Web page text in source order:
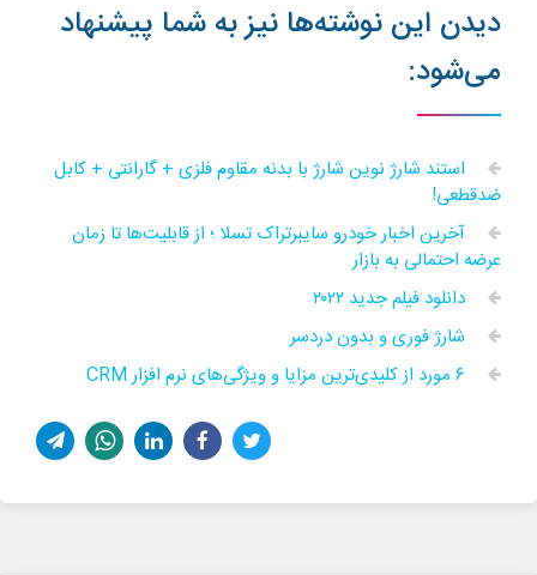
دیدن این نوشته‌ها نیز به شما پیشنهاد
می‌شود:
استند شارژ نوین شارژ با بدنه مقاوم فلزی + گارانتی + کابل
ضدقطعی!
آخرین اخبار خودرو سایبرتراک تسلا ؛ از قابلیت‌ها تا زمان
عرضه احتمالی به بازار
دانلود فیلم جدید ۲۰۲۲
شارژ فوری و بدون دردسر